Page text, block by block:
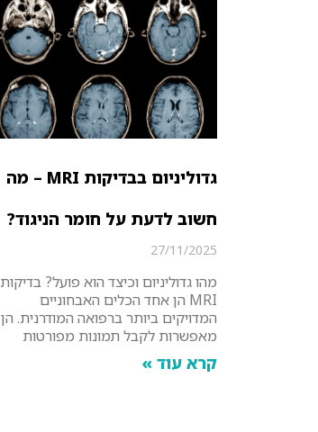
גדוליניום בבדיקות MRI – מה
חשוב לדעת על חומר הניגוד?
27/11/2025
מהו גדוליניום וכיצד הוא פועל? בדיקות
MRI הן אחד הכלים האבחוניים
המדויקים ביותר ברפואה המודרנית. הן
מאפשרות לקבל תמונות מפורטות
קרא עוד »